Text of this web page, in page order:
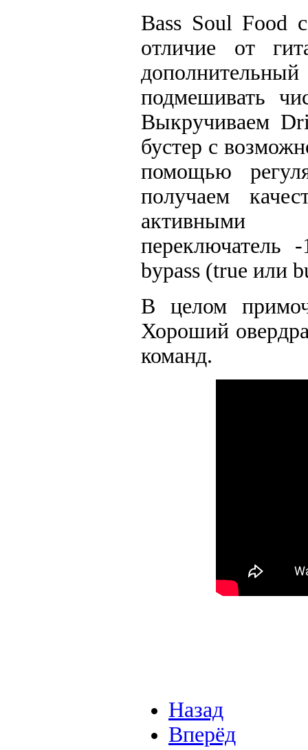
Bass Soul Food
отличие от
подмешивать
Выкручиваем
бустер с
помощью
получаем
активными
bypass (true или
В целом
Хороший
команд.
Назад
Вперёд